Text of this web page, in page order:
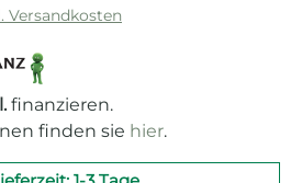
Versandkosten
finanzieren.
finden sie hier.